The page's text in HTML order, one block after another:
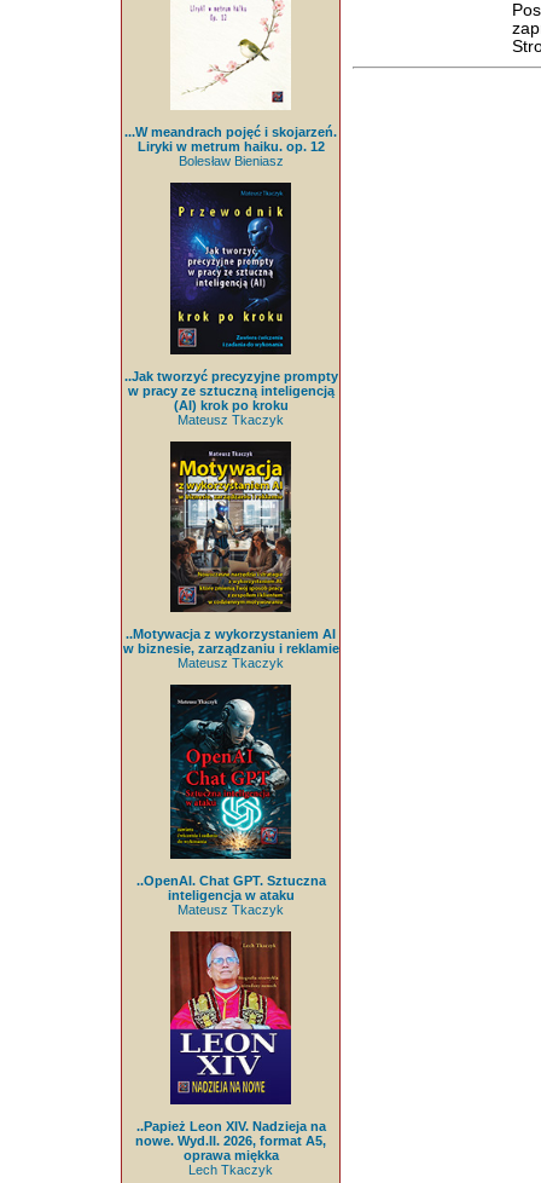
...W meandrach pojęć i skojarzeń.
Liryki w metrum haiku. op. 12
Bolesław Bieniasz
..Jak tworzyć precyzyjne prompty
w pracy ze sztuczną inteligencją
(AI) krok po kroku
Mateusz Tkaczyk
..Motywacja z wykorzystaniem AI
w biznesie, zarządzaniu i reklamie
Mateusz Tkaczyk
..OpenAI. Chat GPT. Sztuczna
inteligencja w ataku
Mateusz Tkaczyk
..Papież Leon XIV. Nadzieja na
nowe. Wyd.II. 2026, format A5,
oprawa miękka
Lech Tkaczyk